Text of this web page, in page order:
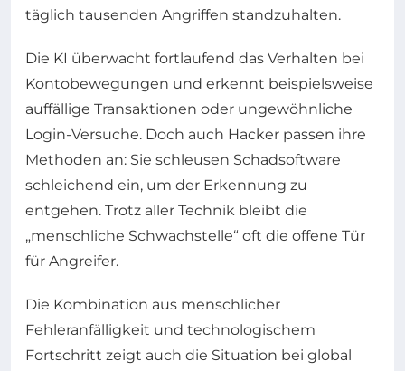
täglich tausenden Angriffen standzuhalten.
Die KI überwacht fortlaufend das Verhalten bei
Kontobewegungen und erkennt beispielsweise
auffällige Transaktionen oder ungewöhnliche
Login-Versuche. Doch auch Hacker passen ihre
Methoden an: Sie schleusen Schadsoftware
schleichend ein, um der Erkennung zu
entgehen. Trotz aller Technik bleibt die
„menschliche Schwachstelle“ oft die offene Tür
für Angreifer.
Die Kombination aus menschlicher
Fehleranfälligkeit und technologischem
Fortschritt zeigt auch die Situation bei global